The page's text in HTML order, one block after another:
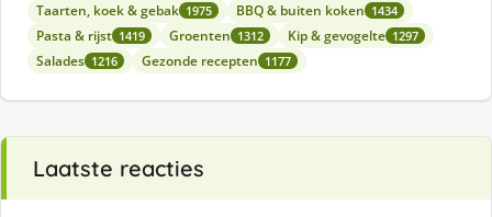
Taarten, koek & gebak 1975 BBQ & buiten koken 1434
Pasta & rijst 1419 Groenten 1312 Kip & gevogelte 1297
Salades 1216 Gezonde recepten 1177
Laatste reacties